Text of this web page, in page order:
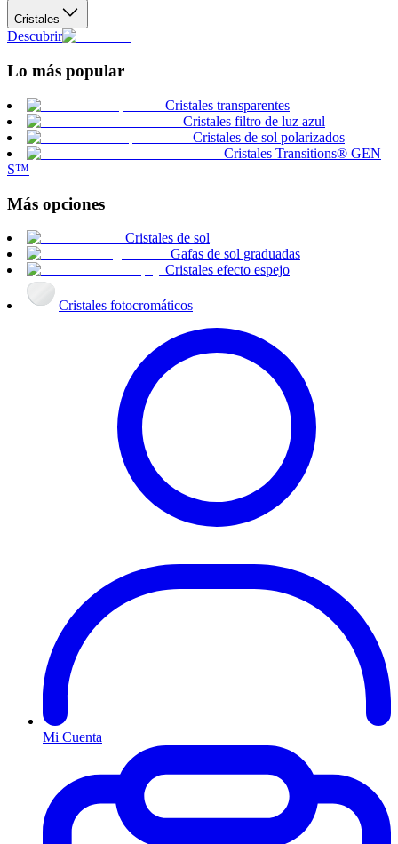
Cristales
Descubrir
Lo más popular
Cristales transparentes
Cristales filtro de luz azul
Cristales de sol polarizados
Cristales Transitions® GEN
S™
Más opciones
Cristales de sol
Gafas de sol graduadas
Cristales efecto espejo
Cristales fotocromáticos
Mi Cuenta